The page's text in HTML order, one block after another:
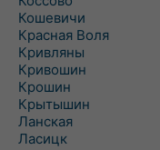
Кошевичи
Красная Воля
Кривляны
Кривошин
Крошин
Крытышин
Ланская
Ласицк